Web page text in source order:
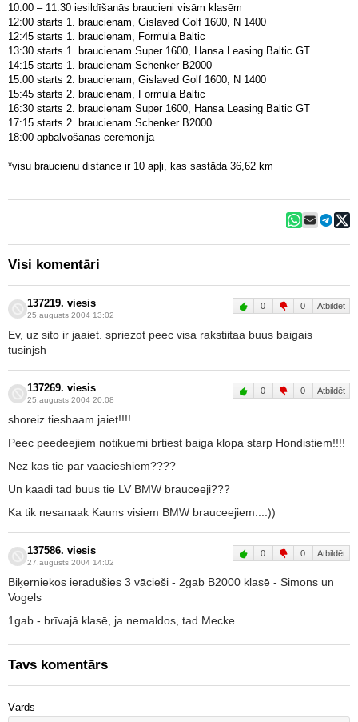
10:00 – 11:30 iesildīšanās braucieni visām klasēm
12:00 starts 1. braucienam, Gislaved Golf 1600, N 1400
12:45 starts 1. braucienam, Formula Baltic
13:30 starts 1. braucienam Super 1600, Hansa Leasing Baltic GT
14:15 starts 1. braucienam Schenker B2000
15:00 starts 2. braucienam, Gislaved Golf 1600, N 1400
15:45 starts 2. braucienam, Formula Baltic
16:30 starts 2. braucienam Super 1600, Hansa Leasing Baltic GT
17:15 starts 2. braucienam Schenker B2000
18:00 apbalvošanas ceremonija
*visu braucienu distance ir 10 apļi, kas sastāda 36,62 km
Visi komentāri
137219. viesis
25.augusts 2004 13:02
0 0 Atbildēt
Ev, uz sito ir jaaiet. spriezot peec visa rakstiitaa buus baigais
tusinjsh
137269. viesis
25.augusts 2004 20:08
0 0 Atbildēt
shoreiz tieshaam jaiet!!!!
Peec peedeejiem notikuemi brtiest baiga klopa starp Hondistiem!!!!
Nez kas tie par vaacieshiem????
Un kaadi tad buus tie LV BMW brauceeji???
Ka tik nesanaak Kauns visiem BMW brauceejiem...:))
137586. viesis
27.augusts 2004 14:02
0 0 Atbildēt
Biķerniekos ieradušies 3 vācieši - 2gab B2000 klasē - Simons un
Vogels
1gab - brīvajā klasē, ja nemaldos, tad Mecke
Tavs komentārs
Vārds